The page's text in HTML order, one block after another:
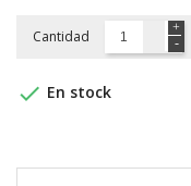
Cantidad
 En stock